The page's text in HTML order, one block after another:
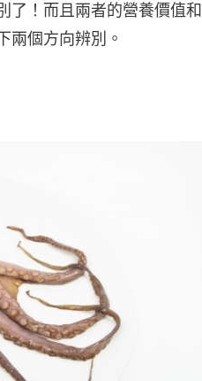
了！而且兩者的營養價值和
兩個方向辨別。